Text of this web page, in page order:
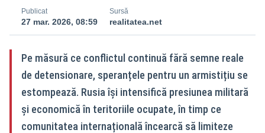
Publicat
27 mar. 2026, 08:59
Sursă
realitatea.net
Pe măsură ce conflictul continuă fără semne reale
de detensionare, speranțele pentru un armistițiu se
estompează. Rusia își intensifică presiunea militară
și economică în teritoriile ocupate, în timp ce
comunitatea internațională încearcă să limiteze